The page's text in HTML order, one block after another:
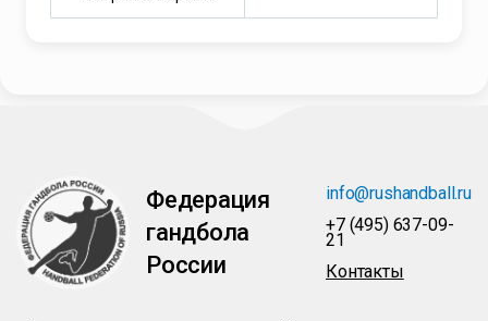
Федерация
гандбола
России
info@rushandball.ru
+7 (495) 637-09-
21
Контакты